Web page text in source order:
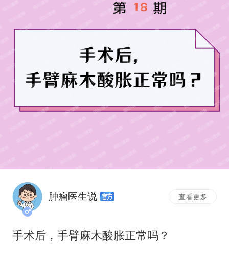
肿瘤医生说 查看更多
手术后，手臂麻木酸胀正常吗？